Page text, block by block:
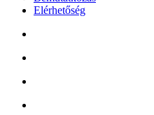
Elérhetőség